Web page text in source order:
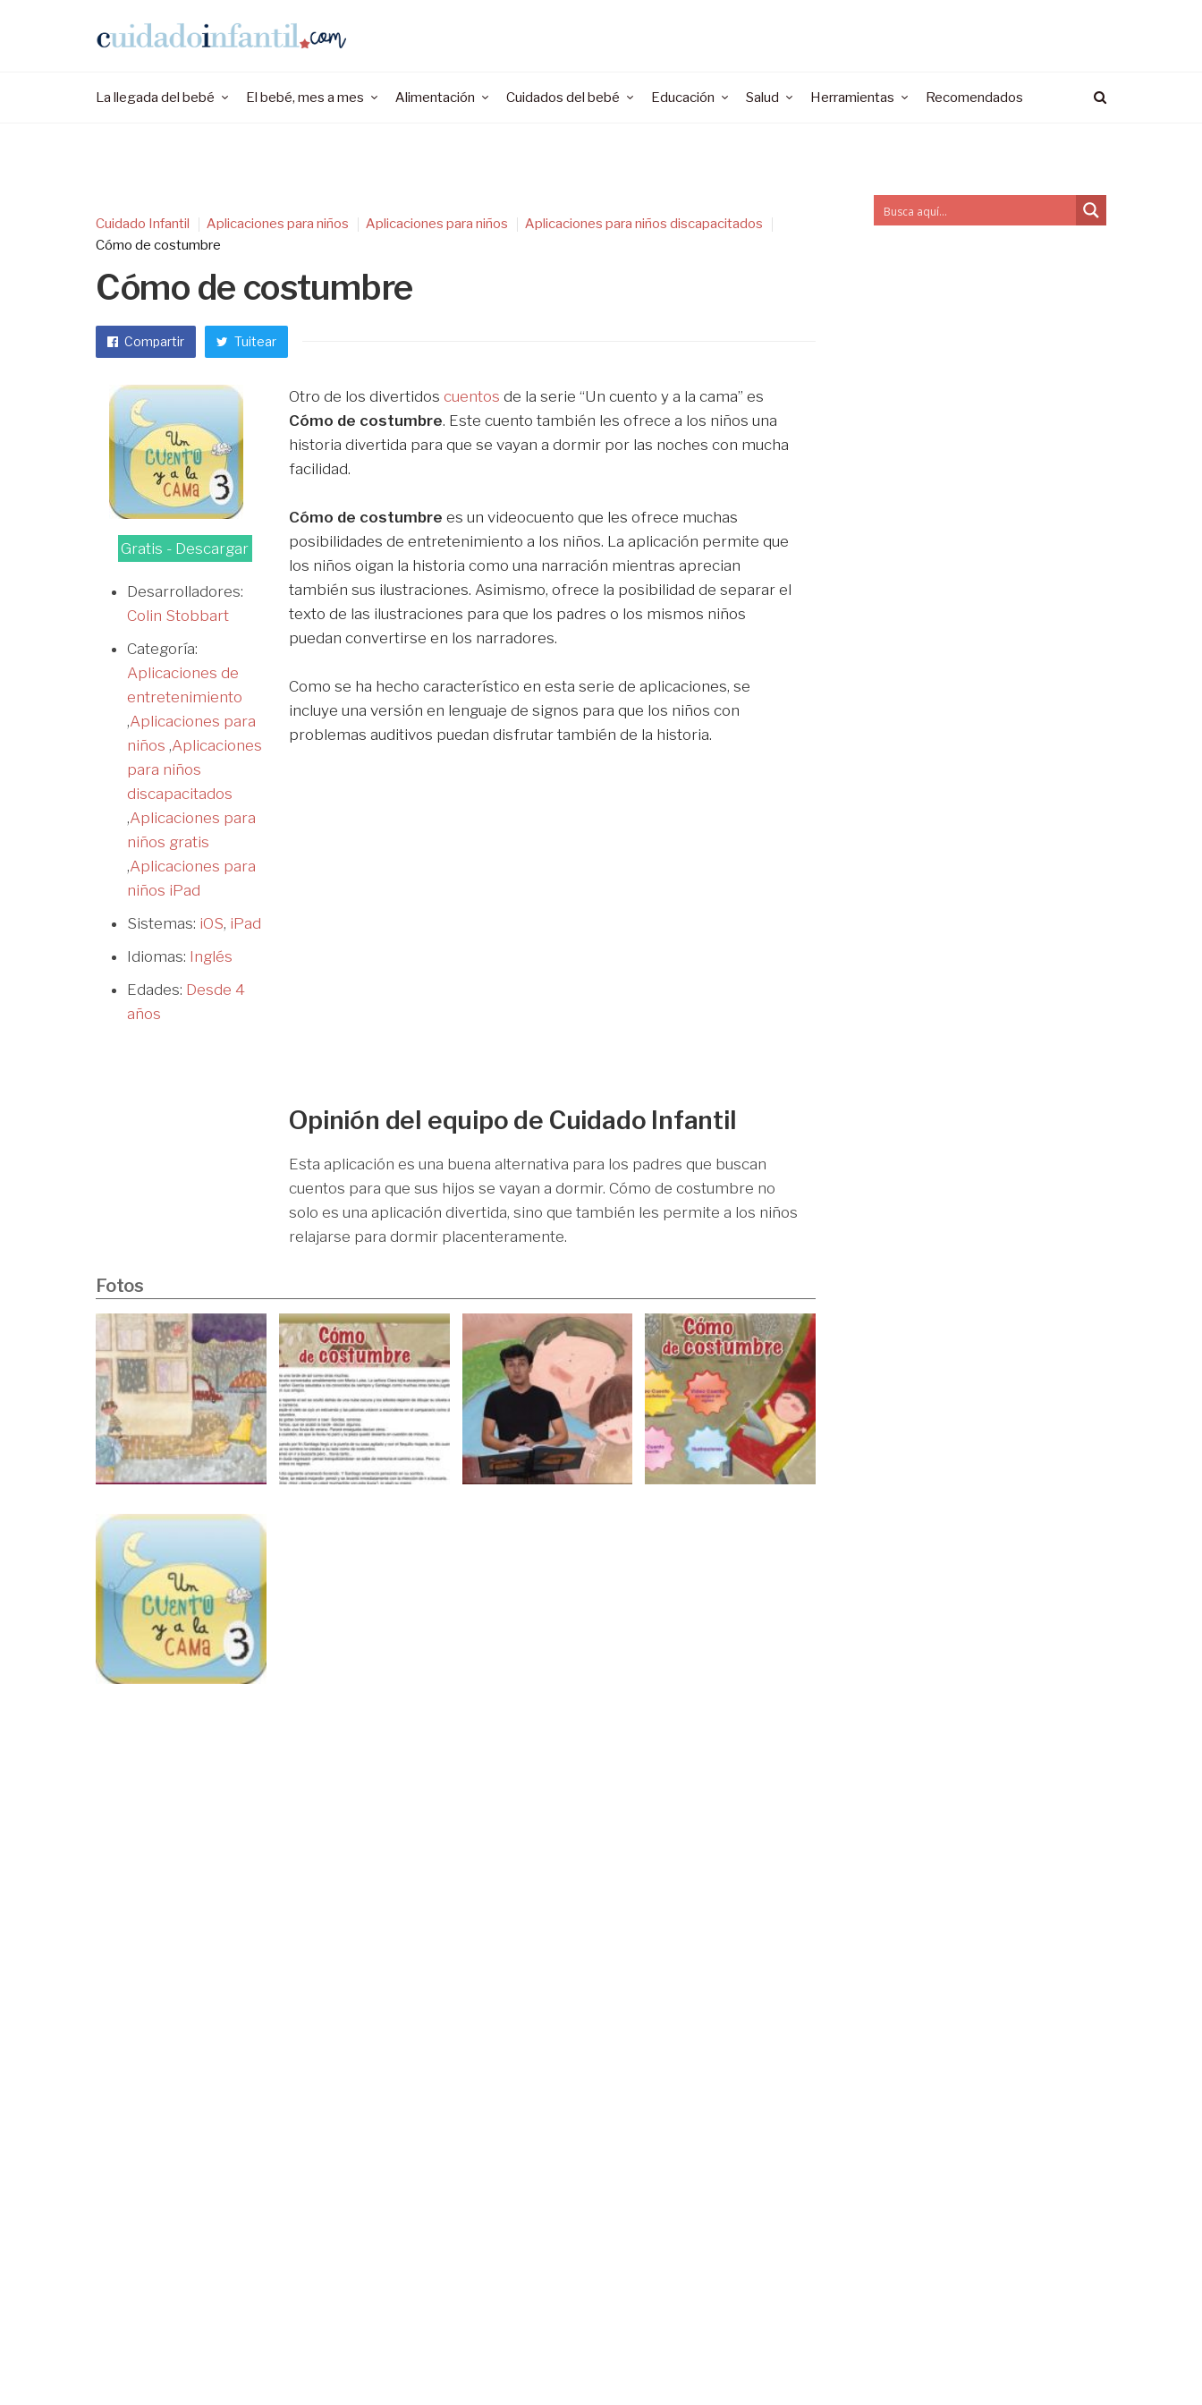
La llegada del bebé El bebé, mes a mes Alimentación Cuidados del bebé Educación Salud Herramientas Recomendados
Cuidado Infantil Aplicaciones para niños Aplicaciones para niños
Aplicaciones para niños discapacitados
Cómo de costumbre
Cómo de costumbre
Compartir Tuitear
Gratis - Descargar
Desarrolladores:
Colin Stobbart
Categoría:
Aplicaciones de
entretenimiento
,Aplicaciones para
niños ,Aplicaciones
para niños
discapacitados
,Aplicaciones para
niños gratis
,Aplicaciones para
niños iPad
Sistemas: iOS, iPad
Idiomas: Inglés
Edades: Desde 4
años
Otro de los divertidoscuentos de la serie “Un cuento y a la cama” es
Cómo de costumbre. Este cuento también les ofrece a los niños una
historia divertida para que se vayan a dormir por las noches con mucha
facilidad.
Cómo de costumbre es un videocuento que les ofrece muchas
posibilidades de entretenimiento a los niños. La aplicación permite que
los niños oigan la historia como una narración mientras aprecian
también sus ilustraciones. Asimismo, ofrece la posibilidad de separar el
texto de las ilustraciones para que los padres o los mismos niños
puedan convertirse en los narradores.
Como se ha hecho característico en esta serie de aplicaciones, se
incluye una versión en lenguaje de signos para que los niños con
problemas auditivos puedan disfrutar también de la historia.
Opinión del equipo de Cuidado Infantil
Esta aplicación es una buena alternativa para los padres que buscan
cuentos para que sus hijos se vayan a dormir. Cómo de costumbre no
solo es una aplicación divertida, sino que también les permite a los niños
relajarse para dormir placenteramente.
Fotos